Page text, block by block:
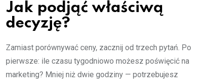
Jak podjąć właściwą
decyzję?
Zamiast porównywać ceny, zacznij od trzech pytań. Po
pierwsze: ile czasu tygodniowo możesz poświęcić na
marketing? Mniej niż dwie godziny — potrzebujesz